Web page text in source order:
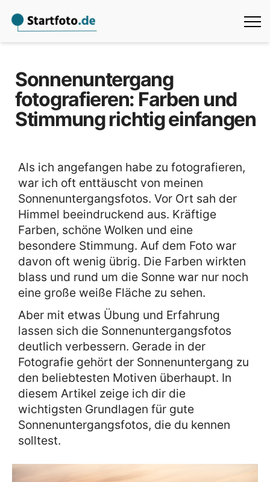
Sonnenuntergang
fotografieren: Farben und
Stimmung richtig einfangen
Als ich angefangen habe zu fotografieren,
war ich oft enttäuscht von meinen
Sonnenuntergangsfotos. Vor Ort sah der
Himmel beeindruckend aus. Kräftige
Farben, schöne Wolken und eine
besondere Stimmung. Auf dem Foto war
davon oft wenig übrig. Die Farben wirkten
blass und rund um die Sonne war nur noch
eine große weiße Fläche zu sehen.
Aber mit etwas Übung und Erfahrung
lassen sich die Sonnenuntergangsfotos
deutlich verbessern. Gerade in der
Fotografie gehört der Sonnenuntergang zu
den beliebtesten Motiven überhaupt. In
diesem Artikel zeige ich dir die
wichtigsten Grundlagen für gute
Sonnenuntergangsfotos, die du kennen
solltest.